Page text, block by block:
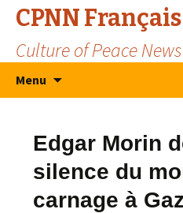
CPNN Français
Culture of Peace
Menu
Edgar Morin
silence du
carnage à